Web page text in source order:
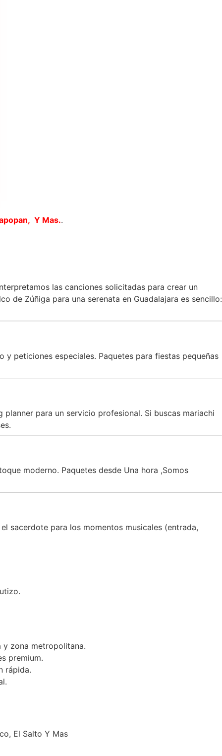
Y Mas..
las canciones solicitadas para crear un
de Zúñiga para una serenata en Guadalajara es sencillo:
peticiones especiales. Paquetes para fiestas pequeñas
para un servicio profesional. Si buscas mariachi
moderno. Paquetes desde Una hora ,Somos
sacerdote para los momentos musicales (entrada,
y zona metropolitana.
premium.
rápida.
El Salto Y Mas